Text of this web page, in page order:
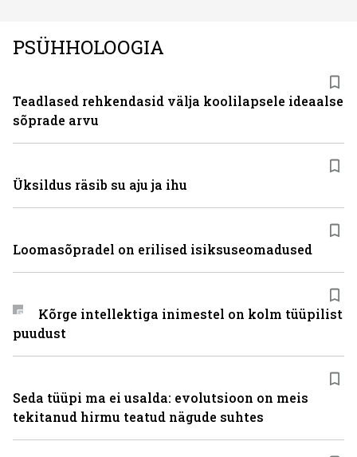
PSÜHHOLOOGIA
Teadlased rehkendasid välja koolilapsele ideaalse
sõprade arvu
Üksildus räsib su aju ja ihu
Loomasõpradel on erilised isiksuseomadused
Kõrge intellektiga inimestel on kolm tüüpilist
puudust
Seda tüüpi ma ei usalda: evolutsioon on meis
tekitanud hirmu teatud nägude suhtes